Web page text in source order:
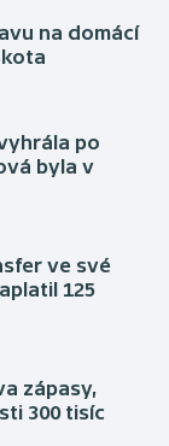
na domácí
po
byla v
ve své
125
zápasy,
300 tisíc